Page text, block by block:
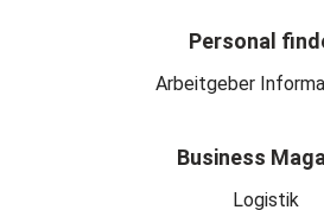
Personal
Arbeitgeber
Business
Logistik